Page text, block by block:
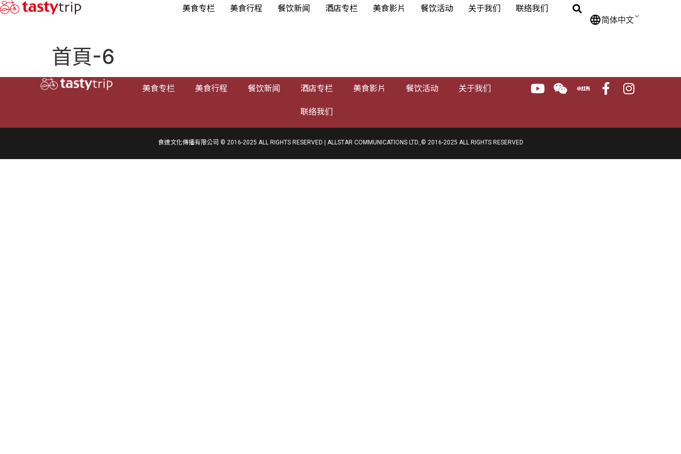
美食专栏 美食行程 餐饮新闻 酒店专栏 美食影片 餐饮活动 关于我们 联络我们
简体中文
首頁-6
美食专栏 美食行程 餐饮新闻 酒店专栏 美食影片 餐饮活动 关于我们
联络我们
食達文化傳播有限公司 © 2016-2025 ALL RIGHTS RESERVED | ALLSTAR COMMUNICATIONS LTD.,© 2016-2025 ALL RIGHTS RESERVED